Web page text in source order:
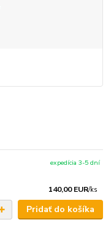
140,00 EUR/ks
expedícia 3-5 dní
Pridať do košíka